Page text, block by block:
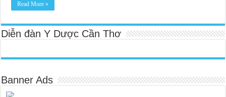
Read More »
Diễn đàn Y Dược Cần Thơ
Banner Ads